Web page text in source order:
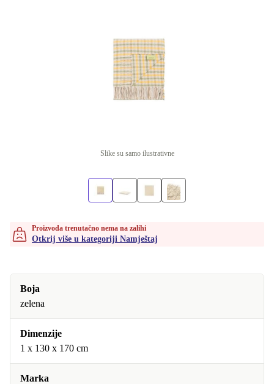
Slike su samo ilustrativne
Proizvoda trenutačno nema na zalihi
Otkrij više u kategoriji Namještaj
Boja
zelena
Dimenzije
1 x 130 x 170 cm
Marka